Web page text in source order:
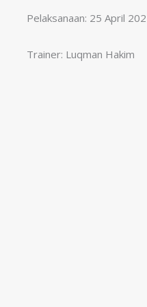
Pelaksanaan: 25 April
Trainer: Luqman Hakim